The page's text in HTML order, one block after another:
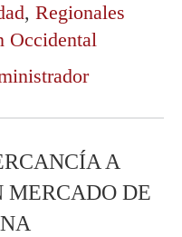
, Regionales
Occidental
A
MERCADO DE